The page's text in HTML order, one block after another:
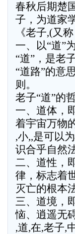
春秋后期楚
子，为道家
《老子,(又
一、以“道”
“道”，是老
“道路”的意
则。
老子“道”的
一、道体，
着宇宙万物
,小,,是可以
识合乎自然
二、道性，
律，标志着
灭亡的根本
三、道境，
恼、逍遥无
,道,在,老子,